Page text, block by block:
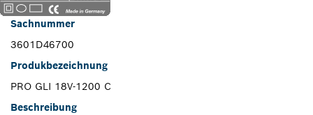
Sachnummer
3601D46700
Produkbezeichnung
PRO GLI 18V-1200 C
Beschreibung